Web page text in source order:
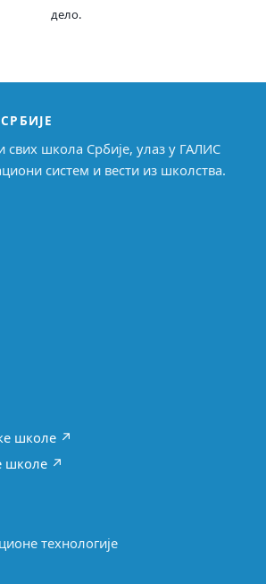
дело.
свих школа Србије, улаз у ГАЛИС
систем и вести из школства.
школе ↗
школе ↗
технологије